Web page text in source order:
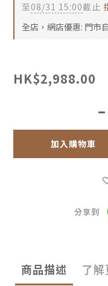
至08/31 15:00截止
全店，網店優惠: 門市
HK$2,988.00
加入購物車
分享到
商品描述 了解